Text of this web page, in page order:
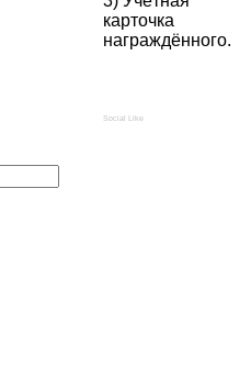
карточка
награждённого.
Social Like